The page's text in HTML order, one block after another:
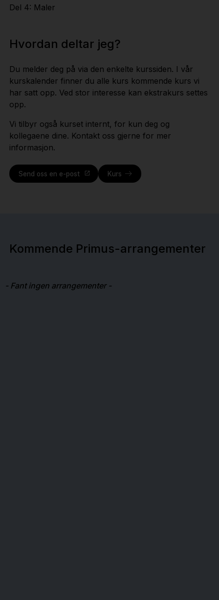
Del 4: Maler
Hvordan deltar jeg?
Du melder deg på via den enkelte kurssiden. I vår
kurskalender finner du alle kurs kommende kurs vi
har satt opp. Ved stor interesse kan ekstrakurs settes
opp.
Vi tilbyr også kurset internt, for kun deg og
kollegaene dine. Kontakt oss gjerne for mer
informasjon.
Send oss en e-post Kurs
Kommende Primus-arrangementer
- Fant ingen arrangementer -